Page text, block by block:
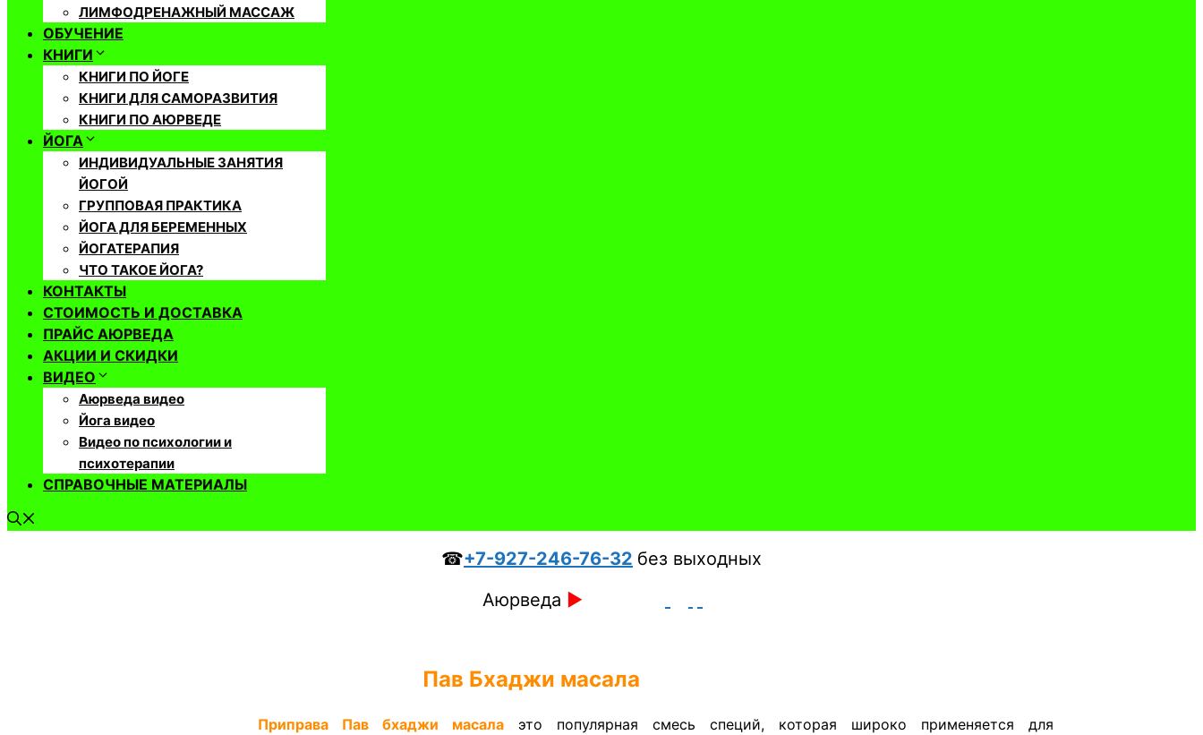
ЛИМФОДРЕНАЖНЫЙ МАССАЖ
ОБУЧЕНИЕ
КНИГИ
КНИГИ ПО ЙОГЕ
КНИГИ ДЛЯ САМОРАЗВИТИЯ
КНИГИ ПО АЮРВЕДЕ
ЙОГА
ИНДИВИДУАЛЬНЫЕ ЗАНЯТИЯ
ЙОГОЙ
ГРУППОВАЯ ПРАКТИКА
ЙОГА ДЛЯ БЕРЕМЕННЫХ
ЙОГАТЕРАПИЯ
ЧТО ТАКОЕ ЙОГА?
КОНТАКТЫ
СТОИМОСТЬ И ДОСТАВКА
ПРАЙС АЮРВЕДА
АКЦИИ И СКИДКИ
ВИДЕО
Аюрведа видео
Йога видео
Видео по психологии и
психотерапии
СПРАВОЧНЫЕ МАТЕРИАЛЫ
☎+7-927-246-76-32 без выходных
Аюрведа ►
Пав Бхаджи масала
Приправа Пав бхаджи масала это популярная смесь специй, которая широко применяется для